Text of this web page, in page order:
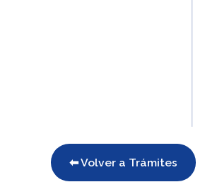
⬅ Volver a Trámites